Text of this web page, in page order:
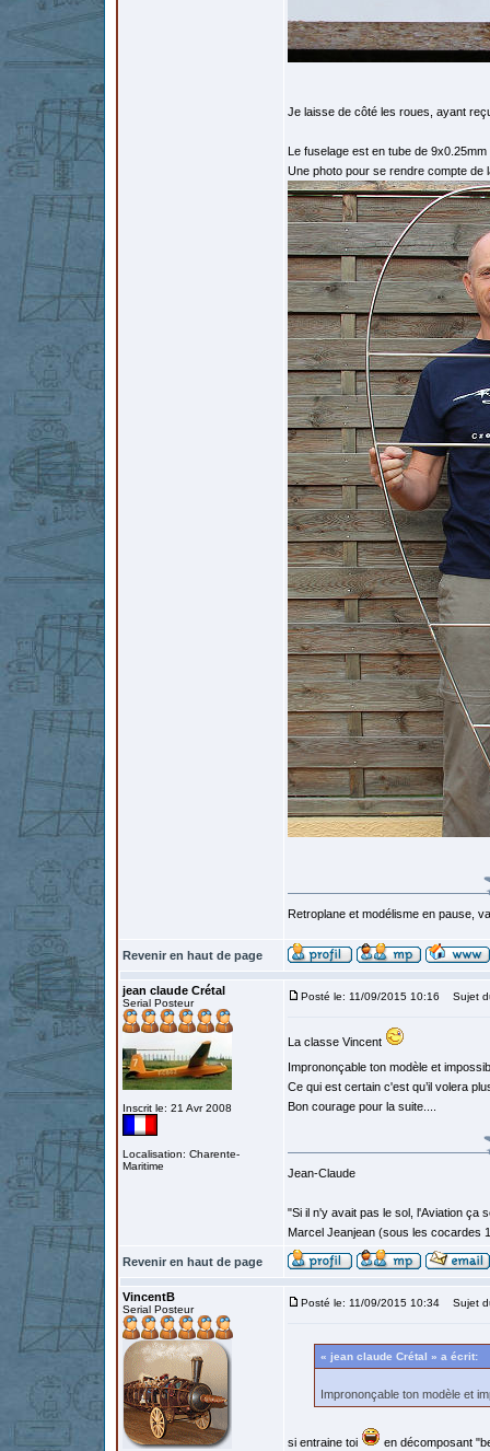
Je laisse de côté les roues, ayant
Le fuselage est en tube de 9x0.25mm
Une photo pour se rendre compte de
Retroplane et modélisme en pause,
Revenir en haut de page
jean claude Crétal
Serial Posteur
Inscrit le: 21 Avr 2008
Localisation: Charente-
Maritime
Posté le: 11/09/2015 10:16 Sujet
La classe Vincent
Imprononçable ton modèle et
Ce qui est certain c'est qu’il volera
Bon courage pour la suite....
Jean-Claude
"Si il n'y avait pas le sol, l'Aviation ça
Marcel Jeanjean (sous les cocardes
Revenir en haut de page
VincentB
Serial Posteur
Posté le: 11/09/2015 10:34 Sujet
« jean claude Crétal » a écrit:
Imprononçable ton modèle et
si entraine toi
en décomposant